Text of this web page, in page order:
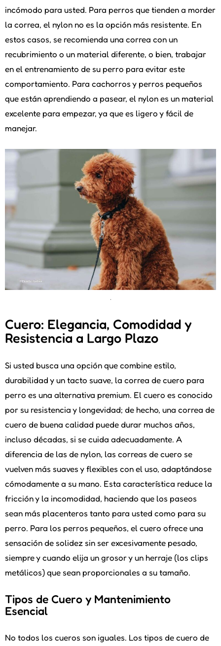
incómodo para usted. Para perros que tienden a morder
la correa, el nylon no es la opción más resistente. En
estos casos, se recomienda una correa con un
recubrimiento o un material diferente, o bien, trabajar
en el entrenamiento de su perro para evitar este
comportamiento. Para cachorros y perros pequeños
que están aprendiendo a pasear, el nylon es un material
excelente para empezar, ya que es ligero y fácil de
manejar.
.
Cuero: Elegancia, Comodidad y
Resistencia a Largo Plazo
Si usted busca una opción que combine estilo,
durabilidad y un tacto suave, la correa de cuero para
perro es una alternativa premium. El cuero es conocido
por su resistencia y longevidad; de hecho, una correa de
cuero de buena calidad puede durar muchos años,
incluso décadas, si se cuida adecuadamente. A
diferencia de las de nylon, las correas de cuero se
vuelven más suaves y flexibles con el uso, adaptándose
cómodamente a su mano. Esta característica reduce la
fricción y la incomodidad, haciendo que los paseos
sean más placenteros tanto para usted como para su
perro. Para los perros pequeños, el cuero ofrece una
sensación de solidez sin ser excesivamente pesado,
siempre y cuando elija un grosor y un herraje (los clips
metálicos) que sean proporcionales a su tamaño.
Tipos de Cuero y Mantenimiento
Esencial
No todos los cueros son iguales. Los tipos de cuero de